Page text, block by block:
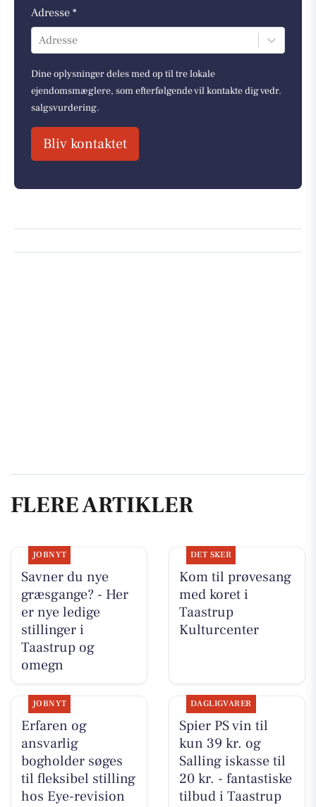
Adresse *
Adresse
Dine oplysninger deles med op til tre lokale
ejendomsmæglere, som efterfølgende vil kontakte dig vedr.
salgsvurdering.
Bliv kontaktet
FLERE ARTIKLER
JOBNYT
Savner du nye
græsgange? - Her
er nye ledige
stillinger i
Taastrup og
omegn
DET SKER
Kom til prøvesang
med koret i
Taastrup
Kulturcenter
JOBNYT
Erfaren og
ansvarlig
bogholder søges
til fleksibel stilling
hos Eye-revision
DAGLIGVARER
Spier PS vin til
kun 39 kr. og
Salling iskasse til
20 kr. - fantastiske
tilbud i Taastrup